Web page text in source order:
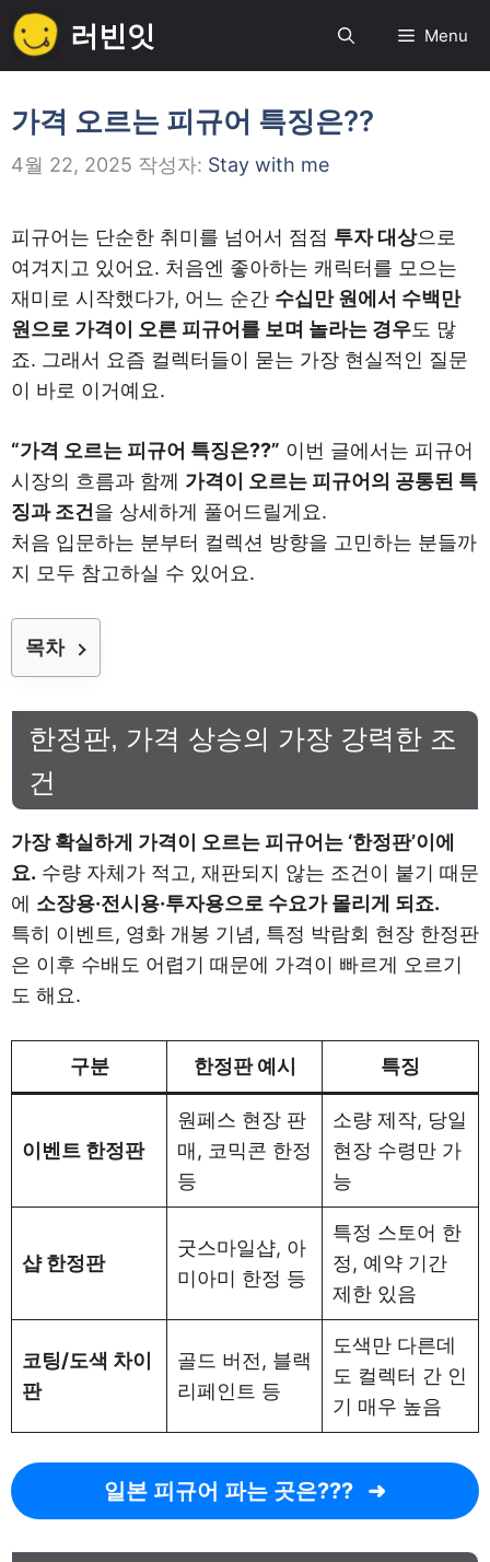
텐
츠
건
너
기
러빈잇 Menu
가격 오르는 피규어 특징은??
4월 22, 2025 작성자: Stay with me
피규어는 단순한 취미를 넘어서 점점 투자 대상으로
여겨지고 있어요. 처음엔 좋아하는 캐릭터를 모으는
재미로 시작했다가, 어느 순간 수십만 원에서 수백만
원으로 가격이 오른 피규어를 보며 놀라는 경우도 많
죠. 그래서 요즘 컬렉터들이 묻는 가장 현실적인 질문
이 바로 이거예요.
“가격 오르는 피규어 특징은??” 이번 글에서는 피규어
시장의 흐름과 함께 가격이 오르는 피규어의 공통된 특
징과 조건을 상세하게 풀어드릴게요.
처음 입문하는 분부터 컬렉션 방향을 고민하는 분들까
지 모두 참고하실 수 있어요.
목차
한정판, 가격 상승의 가장 강력한 조
건
가장 확실하게 가격이 오르는 피규어는 ‘한정판’이에
요. 수량 자체가 적고, 재판되지 않는 조건이 붙기 때문
에 소장용·전시용·투자용으로 수요가 몰리게 되죠.
특히 이벤트, 영화 개봉 기념, 특정 박람회 현장 한정판
은 이후 수배도 어렵기 때문에 가격이 빠르게 오르기
도 해요.
구분 한정판 예시 특징
이벤트 한정판
원페스 현장 판
매, 코믹콘 한정
등
소량 제작, 당일
현장 수령만 가
능
샵 한정판
굿스마일샵, 아
미아미 한정 등
특정 스토어 한
정, 예약 기간
제한 있음
코팅/도색 차이
판
골드 버전, 블랙
리페인트 등
도색만 다른데
도 컬렉터 간 인
기 매우 높음
일본 피규어 파는 곳은???